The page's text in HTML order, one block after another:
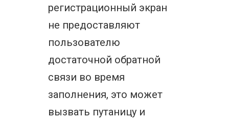
регистрационный экран
не предоставляют
пользователю
достаточной обратной
связи во время
заполнения, это может
вызвать путаницу и